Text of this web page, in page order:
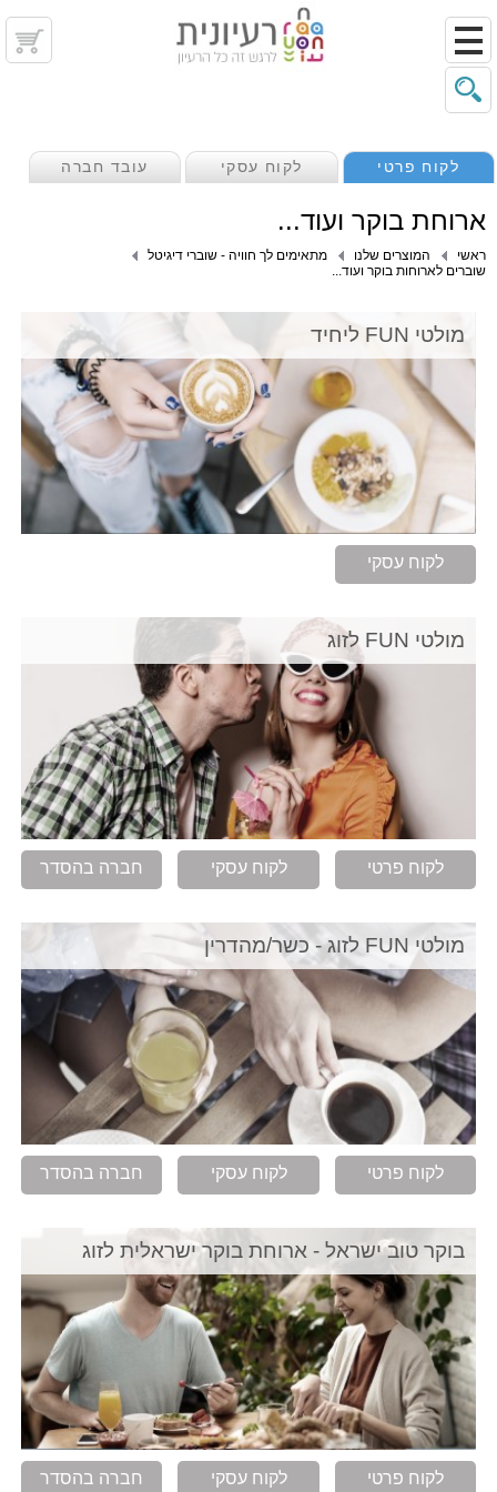
לקוח פרטי לקוח עסקי עובד חברה
ארוחת בוקר ועוד...
ראשי המוצרים שלנו
מתאימים לך חוויה - שוברי דיגיטל
שוברים לארוחות בוקר ועוד...
מולטי FUN ליחיד
לקוח עסקי
מולטי FUN לזוג
לקוח פרטי לקוח עסקי חברה בהסדר
מולטי FUN לזוג - כשר/מהדרין
לקוח פרטי לקוח עסקי חברה בהסדר
בוקר טוב ישראל - ארוחת בוקר ישראלית לזוג
לקוח פרטי לקוח עסקי חברה בהסדר